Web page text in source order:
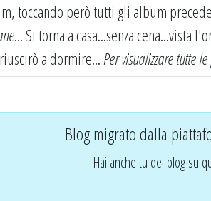
toccando però tutti gli album
Si torna a casa...senza cena...vista
a dormire...Per visualizzare tutte
Blog migrato dalla
Hai anche tu dei blog su